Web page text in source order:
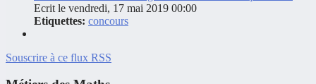
Ecrit le vendredi, 17 mai 2019 00:00
Etiquettes: concours
Souscrire à ce flux RSS